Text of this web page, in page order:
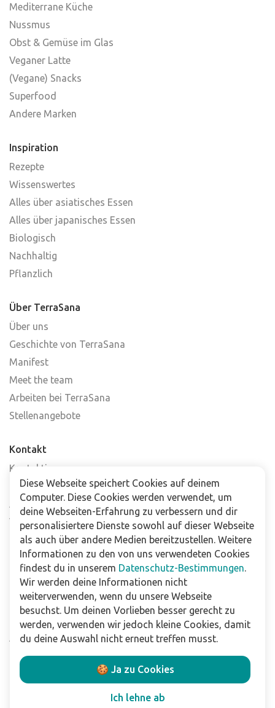
Mediterrane Küche
Nussmus
Obst & Gemüse im Glas
Veganer Latte
(Vegane) Snacks
Superfood
Andere Marken
Inspiration
Rezepte
Wissenswertes
Alles über asiatisches Essen
Alles über japanisches Essen
Biologisch
Nachhaltig
Pflanzlich
Über TerraSana
Über uns
Geschichte von TerraSana
Manifest
Meet the team
Arbeiten bei TerraSana
Stellenangebote
Kontakt
Kontaktiere uns
Häufig gestellte Fragen
Abonniere unseren Newsletter
Verkaufsstellen
Für Unternehmen
Downloads
Impressum
Datenschutzbestimmungen
Allgemeine Verkaufs- und Lieferbedingungen
Haftungsausschluss
Diese Webseite speichert Cookies auf deinem
Computer. Diese Cookies werden verwendet, um
deine Webseiten-Erfahrung zu verbessern und dir
personalisiertere Dienste sowohl auf dieser Webseite
als auch über andere Medien bereitzustellen. Weitere
Informationen zu den von uns verwendeten Cookies
findest du in unserem Datenschutz-Bestimmungen.
Wir werden deine Informationen nicht
weiterverwenden, wenn du unsere Webseite
besuchst. Um deinen Vorlieben besser gerecht zu
werden, verwenden wir jedoch kleine Cookies, damit
du deine Auswahl nicht erneut treffen musst.
🍪 Ja zu Cookies
Ich lehne ab